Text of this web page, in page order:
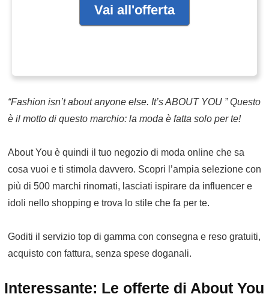
Vai all'offerta
“Fashion isn’t about anyone else. It’s ABOUT YOU ” Questo
è il motto di questo marchio: la moda è fatta solo per te!
About You è quindi il tuo negozio di moda online che sa
cosa vuoi e ti stimola davvero. Scopri l’ampia selezione con
più di 500 marchi rinomati, lasciati ispirare da influencer e
idoli nello shopping e trova lo stile che fa per te.
Goditi il servizio top di gamma con consegna e reso gratuiti,
acquisto con fattura, senza spese doganali.
Interessante: Le offerte di About You